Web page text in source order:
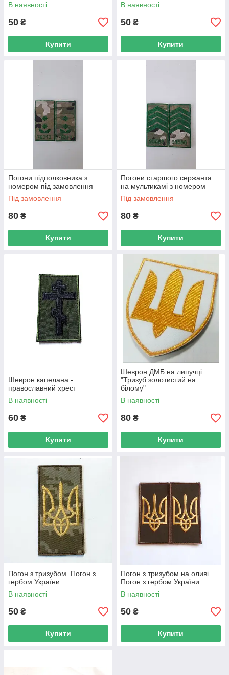
В наявності
50 ₴
Купити
В наявності
50 ₴
Купити
Погони підполковника з
номером під замовлення
Під замовлення
80 ₴
Купити
Погони старшого сержанта
на мультикамі з номером
Під замовлення
80 ₴
Купити
Шеврон капелана -
православний хрест
В наявності
60 ₴
Купити
Шеврон ДМБ на липучці
"Тризуб золотистий на
білому"
В наявності
80 ₴
Купити
Погон з тризубом. Погон з
гербом України
В наявності
50 ₴
Купити
Погон з тризубом на оливі.
Погон з гербом України
В наявності
50 ₴
Купити